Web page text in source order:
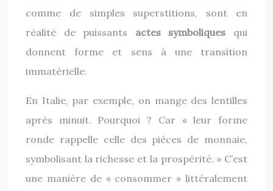
comme de simples superstitions, sont en
réalité de puissants actes symboliques qui
donnent forme et sens à une transition
immatérielle.
En Italie, par exemple, on mange des lentilles
après minuit. Pourquoi ? Car « leur forme
ronde rappelle celle des pièces de monnaie,
symbolisant la richesse et la prospérité. » C’est
une manière de « consommer » littéralement